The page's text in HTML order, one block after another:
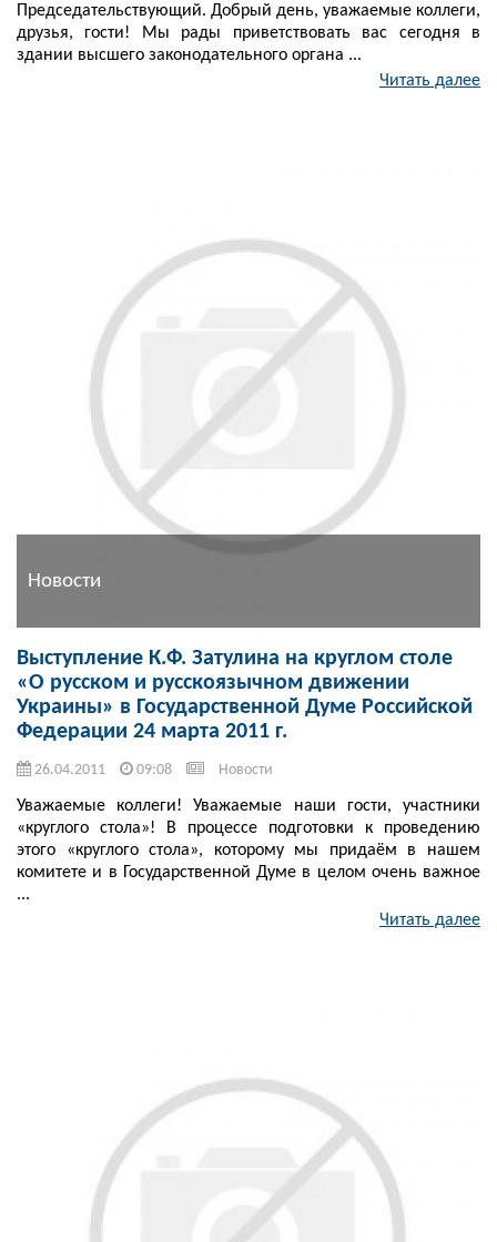
Председательствующий. Добрый день, уважаемые коллеги,
друзья, гости! Мы рады приветствовать вас сегодня в
здании высшего законодательного органа ...
Читать далее
Новости
Выступление К.Ф. Затулина на круглом столе
«О русском и русскоязычном движении
Украины» в Государственной Думе Российской
Федерации 24 марта 2011 г.
26.04.2011 09:08 Новости
Уважаемые коллеги! Уважаемые наши гости, участники
«круглого стола»! В процессе подготовки к проведению
этого «круглого стола», которому мы придаём в нашем
комитете и в Государственной Думе в целом очень важное
...
Читать далее